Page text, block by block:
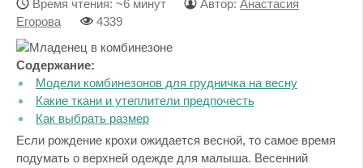
Время чтения: ~6 минут Автор: Анастасия
Егорова
4339
Содержание:
Модели комбинезонов для грудничка на весну
Какие ткани и утеплители предпочесть
Как выбрать размер
Если рождение крохи ожидается весной, то самое время
подумать о верхней одежде для малыша. Весенний